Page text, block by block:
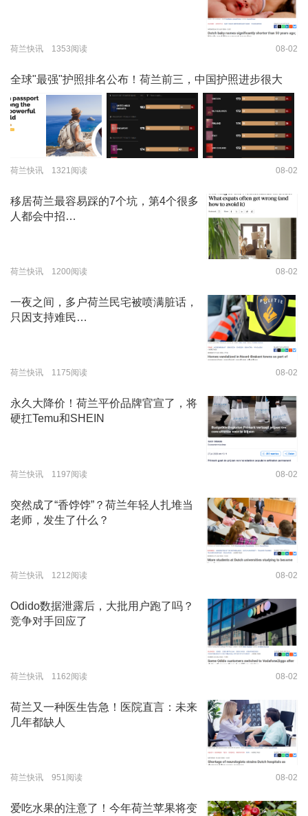
荷兰快讯 1353阅读 08-02
全球"最强"护照排名公布！荷兰前三，中国护照进步很大
荷兰快讯 1321阅读 08-02
移居荷兰最容易踩的7个坑，第4个很多
人都会中招…
荷兰快讯 1200阅读 08-02
一夜之间，多户荷兰民宅被喷满脏话，
只因支持难民…
荷兰快讯 1175阅读 08-02
永久大降价！荷兰平价品牌官宣了，将
硬扛Temu和SHEIN
荷兰快讯 1197阅读 08-02
突然成了“香饽饽”？荷兰年轻人扎堆当
老师，发生了什么？
荷兰快讯 1212阅读 08-02
Odido数据泄露后，大批用户跑了吗？
竞争对手回应了
荷兰快讯 1162阅读 08-02
荷兰又一种医生告急！医院直言：未来
几年都缺人
荷兰快讯 951阅读 08-02
爱吃水果的注意了！今年荷兰苹果将变